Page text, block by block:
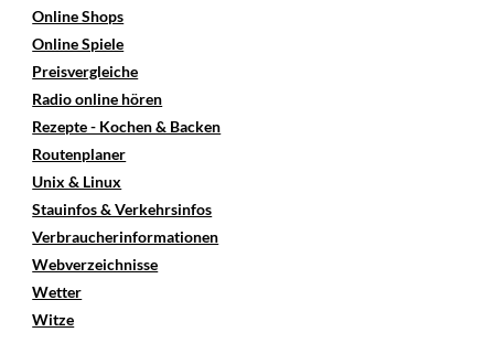
Online Shops
Online Spiele
Preisvergleiche
Radio online hören
Rezepte - Kochen & Backen
Routenplaner
Unix & Linux
Stauinfos & Verkehrsinfos
Verbraucherinformationen
Webverzeichnisse
Wetter
Witze